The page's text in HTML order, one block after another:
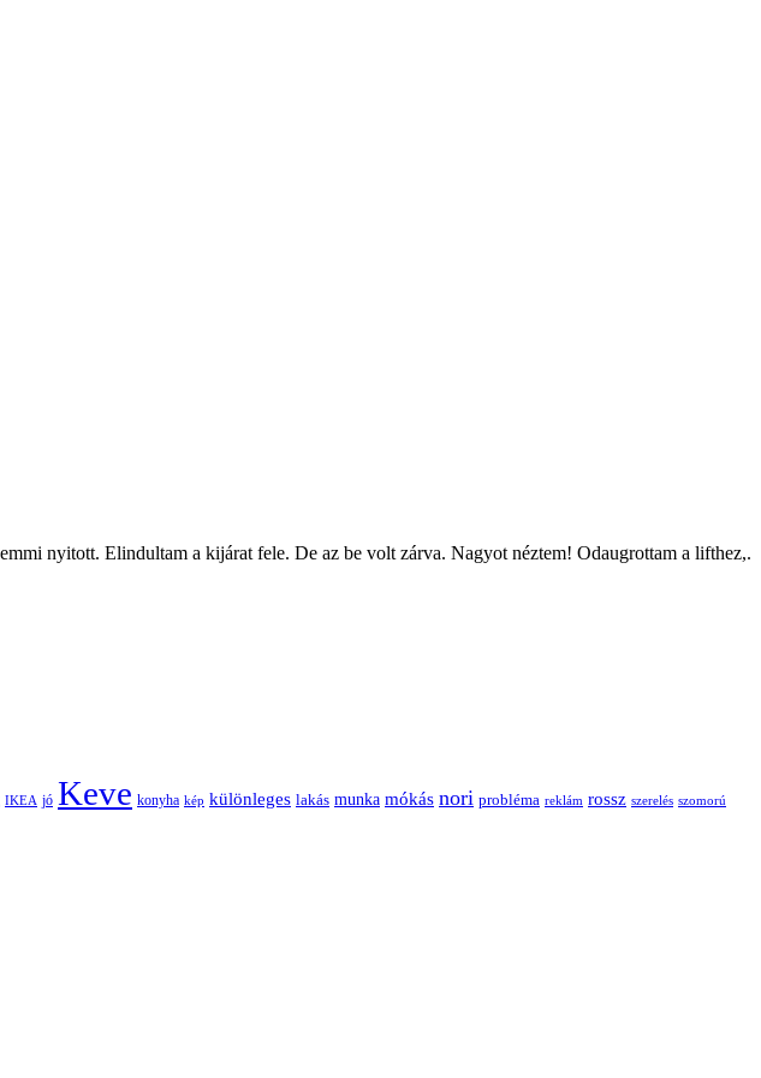
nyitott. Elindultam a kijárat fele. De az be volt zárva. Nagyot néztem! Odaugrottam a lifthez,.
IKEA jó Keve konyha kép különleges lakás munka mókás nori probléma reklám rossz szerelés szomorú